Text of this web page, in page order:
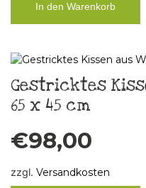
In den Warenkorb
Gestricktes
65 x 45 cm
€98,00
zzgl. Versandkosten